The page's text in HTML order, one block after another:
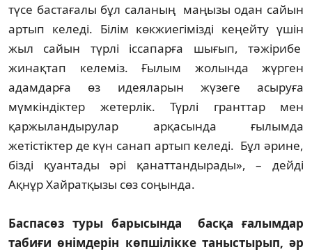
түсе бастағалы бұл саланың маңызы одан сайын
артып келеді. Білім көкжиегімізді кеңейту үшін
жыл сайын түрлі іссапарға шығып, тәжірибе
жинақтап келеміз. Ғылым жолында жүрген
адамдарға өз идеяларын жүзеге асыруға
мүмкіндіктер жетерлік. Түрлі гранттар мен
қаржыландырулар арқасында ғылымда
жетістіктер де күн санап артып келеді. Бұл әрине,
бізді қуантады әрі қанаттандырады», – дейді
Ақнұр Хайратқызы сөз соңында.
Баспасөз туры барысында басқа ғалымдар
табиғи өнімдерін көпшілікке таныстырып, әр